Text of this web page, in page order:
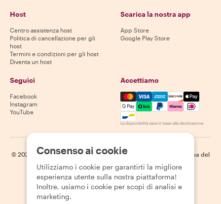
Host
Centro assistenza host
Politica di cancellazione per gli
host
Termini e condizioni per gli host
Diventa un host
Scarica la nostra app
App Store
Google Play Store
Seguici
Facebook
Instagram
YouTube
Accettiamo
Mastercard, Visa, Amex,
La disponibilità varia in base alla destinazione
© 2026 Withlocals.com | Informativa sulla privacy
Mappa del
Consenso ai cookie
Utilizziamo i cookie per garantirti la migliore
esperienza utente sulla nostra piattaforma!
Inoltre, usiamo i cookie per scopi di analisi e
marketing.